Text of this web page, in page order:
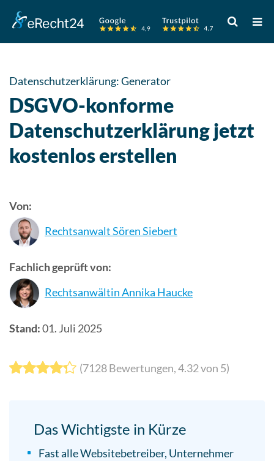
Verwende
die
Pfeile
das
Datenschutzerklärung: Generator
DSGVO-konforme
Datenschutzerklärung jetzt
kostenlos erstellen
Von:
Rechtsanwalt Sören Siebert
Fachlich geprüft von:
Rechtsanwältin Annika Haucke
Stand:01. Juli 2025
(7128Bewertungen,4.32von 5)
Das Wichtigste in Kürze
Fast alle Websitebetreiber, Unternehmer